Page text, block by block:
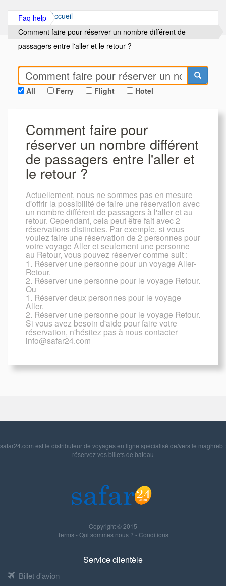
Accueil
Faq help
Comment faire pour réserver un nombre différent de
passagers entre l'aller et le retour ?
All Ferry Flight Hotel
Comment faire pour
réserver un nombre différent
de passagers entre l'aller et
le retour ?
Actuellement, nous ne sommes pas en mesure
d'offrir la possibilité de faire une réservation avec
un nombre différent de passagers à l'aller et au
retour. Cependant, cela peut être fait avec 2
réservations distinctes. Par exemple, si vous
voulez faire une réservation de 2 personnes pour
votre voyage Aller et seulement une personne
au Retour, vous pouvez réserver comme suit :
1. Réserver une personne pour un voyage Aller-
Retour.
2. Réserver une personne pour le voyage Retour.
Ou
1. Réserver deux personnes pour le voyage
Aller.
2. Réserver une personne pour le voyage Retour.
Si vous avez besoin d'aide pour faire votre
réservation, n'hésitez pas à nous contacter
info@safar24.com
safar24.com est le distributeur de voyages en ligne spécialisé de/vers le maghreb :
réservez vos billets de bateau
Copyright © 2015
Terms-Qui sommes nous ? -Conditions
Service clientèle
Billet d'avion